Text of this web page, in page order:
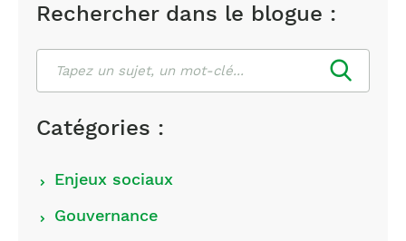
Rechercher dans le blogue :
Catégories :
Choisir
catégories
Enjeux sociaux
Gouvernance